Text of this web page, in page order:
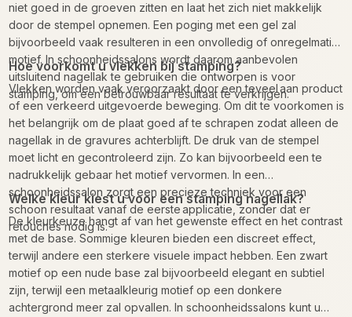
niet goed in de groeven zitten en laat het zich niet makkelijk
door de stempel opnemen. Een poging met een gel zal
bijvoorbeeld vaak resulteren in een onvolledig of onregelmatig
motief. In schoonheidssalons wordt daarom aanbevolen
uitsluitend nagellak te gebruiken die ontworpen is voor
stamping, om een betrouwbaar resultaat te verkrijgen.
Hoe voorkomt u vlekken bij stamping?
Vlekken worden vaak veroorzaakt door een teveel aan product
of een verkeerd uitgevoerde beweging. Om dit te voorkomen is
het belangrijk om de plaat goed af te schrapen zodat alleen de
nagellak in de gravures achterblijft. De druk van de stempel
moet licht en gecontroleerd zijn. Zo kan bijvoorbeeld een te
nadrukkelijk gebaar het motief vervormen. In een
schoonheidssalon zorgt een precieze techniek voor een
schoon resultaat vanaf de eerste applicatie, zonder dat er
retouches nodig is.
Welke kleur kiest u voor een stamping nagellak?
De kleurkeuze hangt af van het gewenste effect en het contrast
met de base. Sommige kleuren bieden een discreet effect,
terwijl andere een sterkere visuele impact hebben. Een zwart
motief op een nude base zal bijvoorbeeld elegant en subtiel
zijn, terwijl een metaalkleurig motief op een donkere
achtergrond meer zal opvallen. In schoonheidssalons kunt u